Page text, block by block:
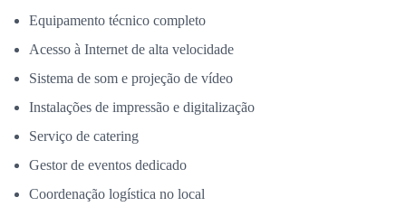
Equipamento técnico completo
Acesso à Internet de alta velocidade
Sistema de som e projeção de vídeo
Instalações de impressão e digitalização
Serviço de catering
Gestor de eventos dedicado
Coordenação logística no local